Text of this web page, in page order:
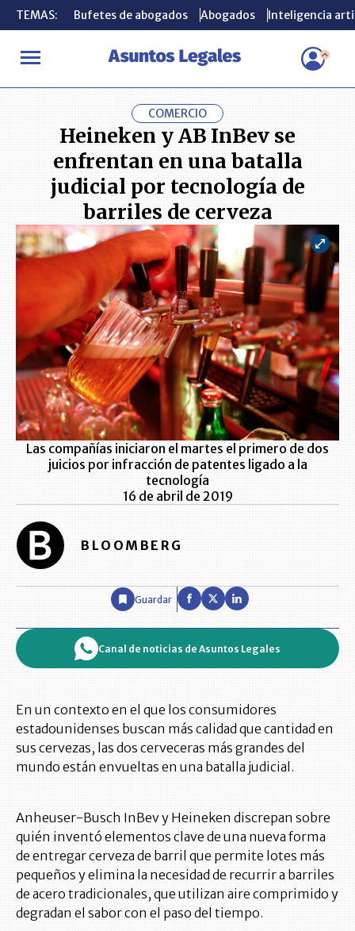
TEMAS: Bufetes de abogados Abogados Inteligencia
INICIO ACTUALIDAD Heineken y AB InBev se enfrentan en
TEMAS: Bufetes de abogados Abogados Inteligencia
COMERCIO
Heineken y AB InBev se
enfrentan en una batalla
judicial por tecnología de
barriles de cerveza
Las compañías iniciaron el martes el primero de dos
juicios por infracción de patentes ligado a la
tecnología
16 de abril de 2019
BLOOMBERG
Guardar
Canal de noticias de Asuntos Legales
En un contexto en el que los consumidores
estadounidenses buscan más calidad que cantidad en
sus cervezas, las dos cerveceras más grandes del
mundo están envueltas en una batalla judicial.
Anheuser-Busch InBev y Heineken discrepan sobre
quién inventó elementos clave de una nueva forma
de entregar cerveza de barril que permite lotes más
pequeños y elimina la necesidad de recurrir a barriles
de acero tradicionales, que utilizan aire comprimido y
degradan el sabor con el paso del tiempo.